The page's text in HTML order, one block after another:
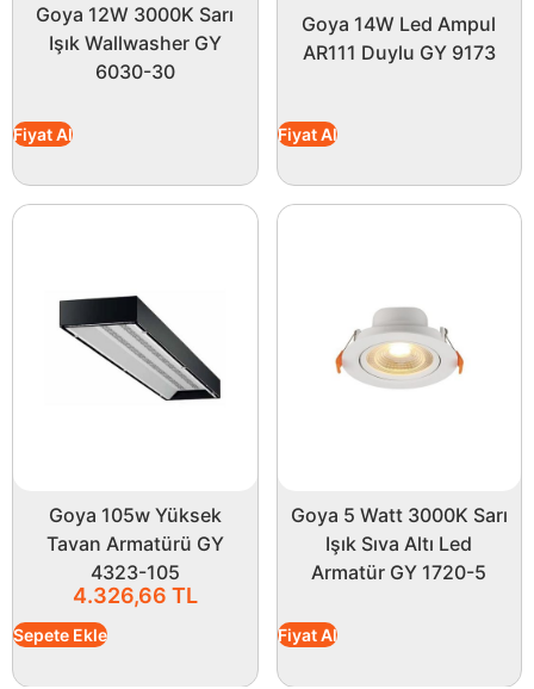
Goya 12W 3000K Sarı
Işık Wallwasher GY
6030-30
Fiyat Al
Goya 14W Led Ampul
AR111 Duylu GY 9173
Fiyat Al
Goya 105w Yüksek
Tavan Armatürü GY
4323-105
4.326,66 TL
Sepete Ekle
Goya 5 Watt 3000K Sarı
Işık Sıva Altı Led
Armatür GY 1720-5
Fiyat Al